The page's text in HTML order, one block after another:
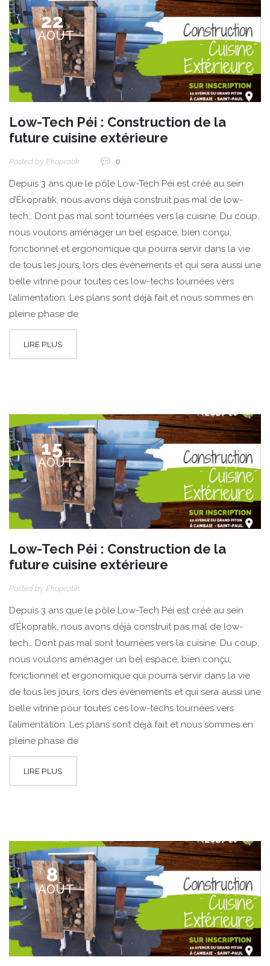
22
AOÛT
Low-Tech Péi : Construction de la
future cuisine extérieure
Posted by Ekopratik 0
Depuis 3 ans que le pôle Low-Tech Péi est créé au sein
d’Ékopratik, nous avons déjà construit pas mal de low-
tech… Dont pas mal sont tournées vers la cuisine. Du coup,
nous voulons aménager un bel espace, bien conçu,
fonctionnel et ergonomique qui pourra servir dans la vie
de tous les jours, lors des évènements et qui sera aussi une
belle vitrine pour toutes ces low-techs tournées vers
l’alimentation. Les plans sont déjà fait et nous sommes en
pleine phase de
LIRE PLUS
15
AOÛT
Low-Tech Péi : Construction de la
future cuisine extérieure
Posted by Ekopratik
Depuis 3 ans que le pôle Low-Tech Péi est créé au sein
d’Ékopratik, nous avons déjà construit pas mal de low-
tech… Dont pas mal sont tournées vers la cuisine. Du coup,
nous voulons aménager un bel espace, bien conçu,
fonctionnel et ergonomique qui pourra servir dans la vie
de tous les jours, lors des évènements et qui sera aussi une
belle vitrine pour toutes ces low-techs tournées vers
l’alimentation. Les plans sont déjà fait et nous sommes en
pleine phase de
LIRE PLUS
8
AOÛT